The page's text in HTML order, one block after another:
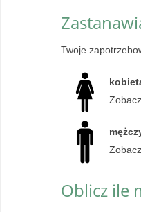
Twoje
Zobacz
Zobacz
Oblicz ile